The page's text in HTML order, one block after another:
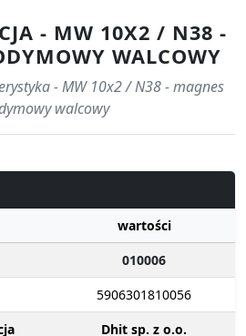
- MW 10X2 / N38 -
WALCOWY
- MW 10x2 / N38 - magnes
walcowy
wartości
010006
5906301810056
Dhit sp. z o.o.